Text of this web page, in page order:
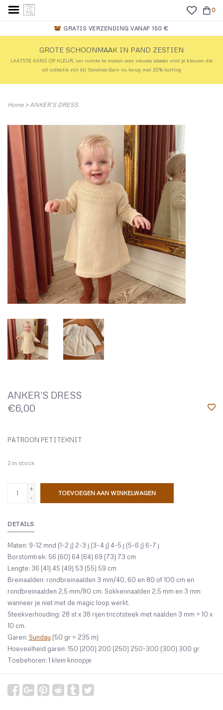
0
GRATIS VERZENDING VANAF 150 €
GROTE SCHOONMAAK IN PAND ZESTIEN
LAATSTE KANS OP KLEUR, om ruimte te maken voor nieuwe ideeën vind je kleuren die
uit collectie zijn bij Sandnes Garn nu terug met 20% korting
Home> ANKER'S DRESS
ANKER'S DRESS
€6,00
PATROON PETITEKNIT
2 in stock
+
-
TOEVOEGEN AAN WINKELWAGEN
DETAILS
Maten: 9-12 mnd (1-2 j) 2-3 j (3-4 j) 4-5 j (5-6 j) 6-7 j
Borstomtrek: 56 (60) 64 (64) 69 (73) 73 cm
Lengte: 36 (41) 45 (49) 53 (55) 59 cm
Breinaalden: rondbreinaalden 3 mm/40, 60 en 80 of 100 cm en
rondbreinaalden 2,5 mm/80 cm. Sokkennaalden 2,5 mm en 3 mm
wanneer je niet met de magic loop werkt.
Steekverhouding: 28 st x 38 rijen tricotsteek met naalden 3 mm = 10 x
10 cm.
Garen: Sunday (50 gr = 235 m)
Hoeveelheid garen: 150 (200) 200 (250) 250-300 (300) 300 gr
Toebehoren: 1 klein knoopje